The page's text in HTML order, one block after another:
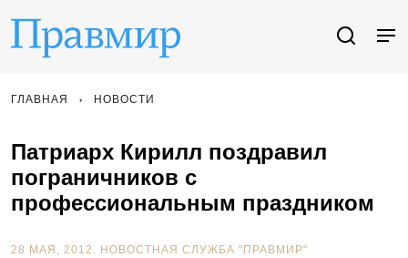
ГЛАВНАЯ НОВОСТИ
Патриарх Кирилл поздравил
пограничников с
профессиональным праздником
28 МАЯ, 2012. НОВОСТНАЯ СЛУЖБА "ПРАВМИР"